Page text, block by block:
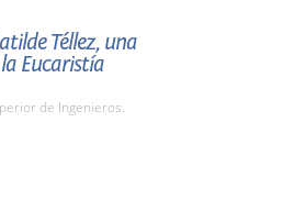
Téllez, una
Eucaristía
de Ingenieros.